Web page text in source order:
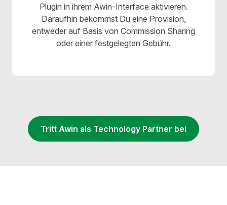
Plugin in ihrem Awin-Interface aktivieren.
Daraufhin bekommst Du eine Provision,
entweder auf Basis von Commission Sharing
oder einer festgelegten Gebühr.
Tritt Awin als Technology Partner bei